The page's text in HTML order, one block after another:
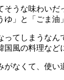
うな味わいだ
」と「ごま油
ってしまうなん
風の料理など
がなくて、使